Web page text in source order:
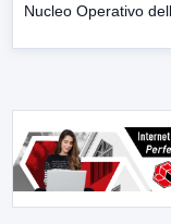
Nucleo Operativo